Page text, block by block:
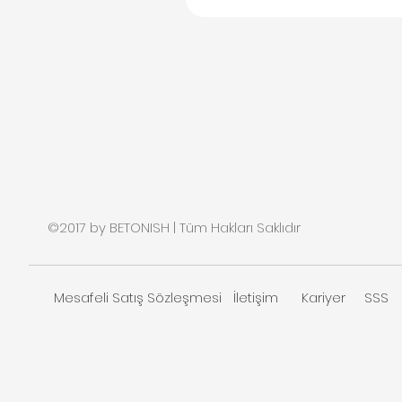
©2017 by BETONISH | Tüm Hakları Saklıdır
Mesafeli Satış Sözleşmesi İletişim Kariyer SSS